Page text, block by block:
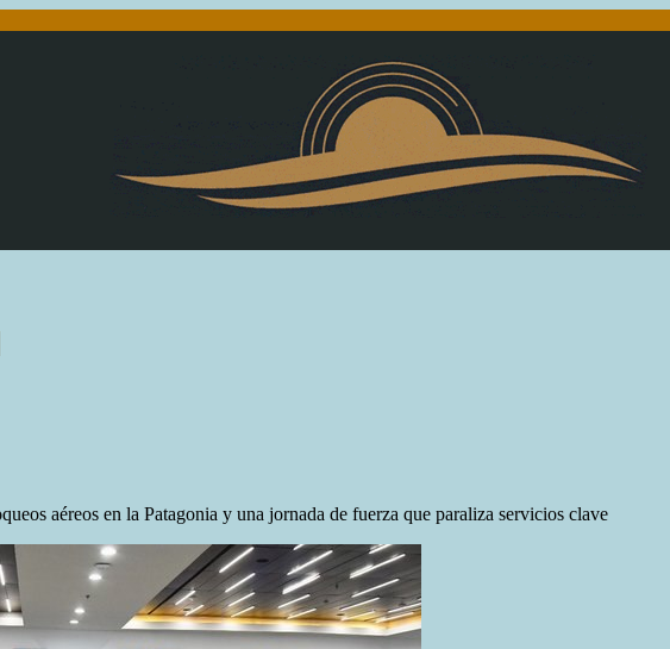
aéreos en la Patagonia y una jornada de fuerza que paraliza servicios clave